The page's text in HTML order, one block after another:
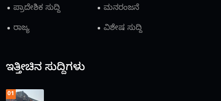
ಪ್ರಾದೇಶಿಕ ಸುದ್ದಿ
ಮನರಂಜನೆ
ರಾಜ್ಯ
ವಿಶೇಷ ಸುದ್ದಿ
ಇತ್ತೀಚಿನ ಸುದ್ದಿಗಳು
01